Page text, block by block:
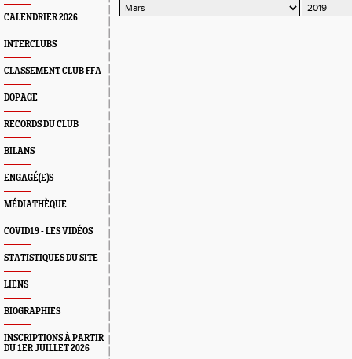
CALENDRIER 2026
INTERCLUBS
CLASSEMENT CLUB FFA
DOPAGE
RECORDS DU CLUB
BILANS
ENGAGÉ(E)S
MÉDIATHÈQUE
COVID19 - LES VIDÉOS
STATISTIQUES DU SITE
LIENS
BIOGRAPHIES
INSCRIPTIONS À PARTIR
DU 1ER JUILLET 2026